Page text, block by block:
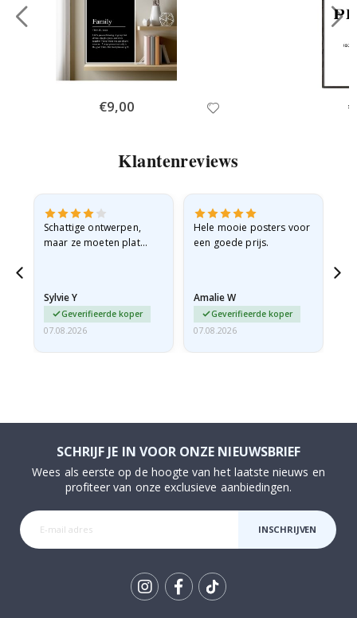
Special
Price
€9,00
Klantenreviews
Schattige ontwerpen,
maar ze moeten plat
beetje…
Sylvie Y
Geverifieerde koper
07.08.2026
Hele mooie posters voor
een goede prijs.
Amalie W
Geverifieerde koper
07.08.2026
SCHRIJF JE IN VOOR ONZE NIEUWSBRIEF
Wees als eerste op de hoogte van het laatste nieuws en
profiteer van onze exclusieve aanbiedingen.
INSCHRIJVEN